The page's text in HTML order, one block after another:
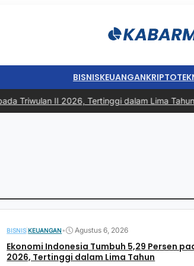
BISNISKEUANGANKRIPTO
Triwulan II 2026, Tertinggi dalam Lima Tahun|
BISNIS |KEUANGAN• Agustus 6, 2026
Ekonomi Indonesia Tumbuh 5,29 Persen
2026, Tertinggi dalam Lima Tahun